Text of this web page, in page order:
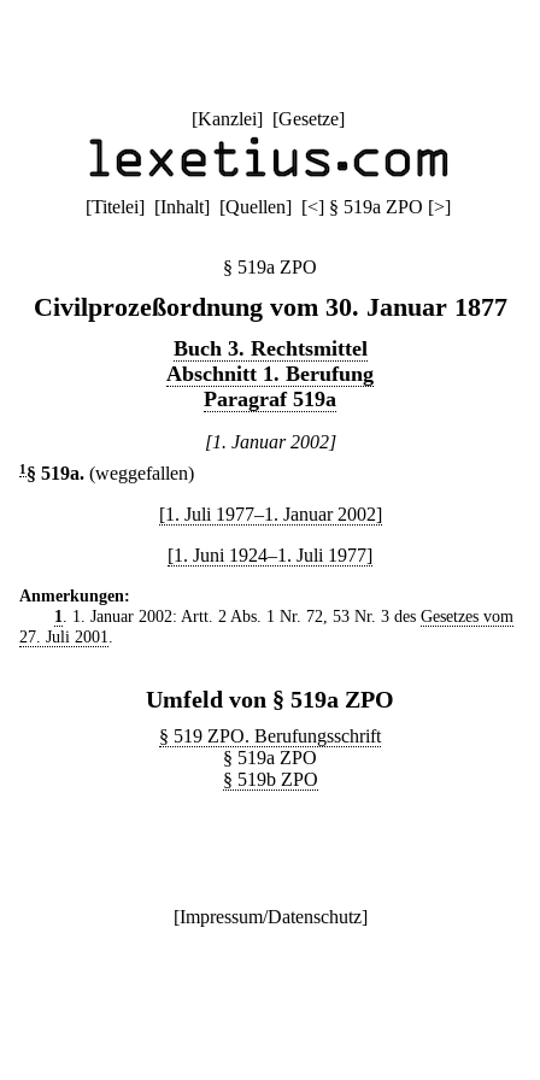
[Kanzlei] [Gesetze]
[Titelei] [Inhalt] [Quellen] [<] § 519a ZPO [>]
§ 519a ZPO
Civilprozeßordnung vom 30. Januar 1877
Buch 3. Rechtsmittel
Abschnitt 1. Berufung
Paragraf 519a
[1. Januar 2002]
1 § 519a. (weggefallen)
[1. Juli 1977–1. Januar 2002]
[1. Juni 1924–1. Juli 1977]
Anmerkungen:
1
. 1. Januar 2002: Artt. 2 Abs. 1 Nr. 72, 53 Nr. 3 des Gesetzes vom
27. Juli 2001
Umfeld von § 519a ZPO
§ 519 ZPO. Berufungsschrift
§ 519a ZPO
§ 519b ZPO
[Impressum/Datenschutz]